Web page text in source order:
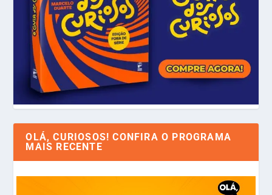
OLÁ, CURIOSOS! CONFIRA O PROGRAMA
MAIS RECENTE